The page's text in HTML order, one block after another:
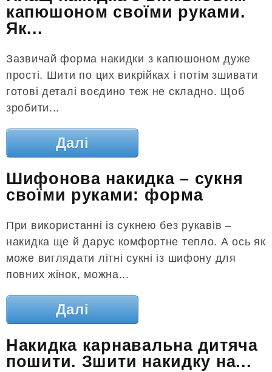
капюшоном своїми руками.
Як...
Зазвичай форма накидки з капюшоном дуже
прості. Шити по цих викрійках і потім зшивати
готові деталі воєдино теж не складно. Щоб
зробити...
Далі
Шифонова накидка – сукня
своїми руками: форма
При використанні із сукнею без рукавів –
накидка ще й дарує комфортне тепло. А ось як
може виглядати літні сукні із шифону для
повних жінок, можна...
Далі
Накидка карнавальна дитяча
пошити. Зшити накидку на...